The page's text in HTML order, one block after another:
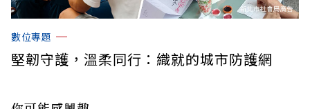
數位專題
堅韌守護，溫柔同行：織就的城市防護網